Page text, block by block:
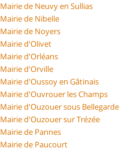
Mairie de Neuvy en Sullias
Mairie de Nibelle
Mairie de Noyers
Mairie d'Olivet
Mairie d'Orléans
Mairie d'Orville
Mairie d'Oussoy en Gâtinais
Mairie d'Ouvrouer les Champs
Mairie d'Ouzouer sous Bellegarde
Mairie d'Ouzouer sur Trézée
Mairie de Pannes
Mairie de Paucourt